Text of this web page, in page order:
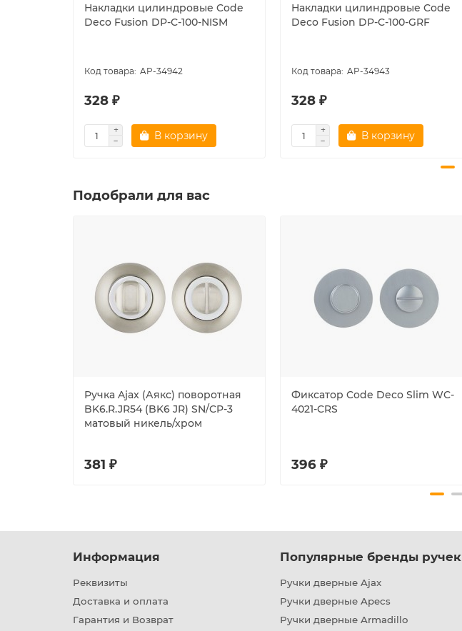
Накладки цилиндровые Code
Deco Fusion DP-C-100-NISM
AP-34942
328 ₽
В корзину
Накладки цилиндровые Code
Deco Fusion DP-C-100-GRF
AP-34943
328 ₽
В корзину
Подобрали для вас
Ручка Ajax (Аякс) поворотная
BK6.R.JR54 (BK6 JR) SN/CP-3
матовый никель/хром
381 ₽
Фиксатор Code Deco Slim WC-
4021-CRS
396 ₽
Информация
Реквизиты
Доставка и оплата
Гарантия и Возврат
Популярные бренды ручек
Ручки дверные Ajax
Ручки дверные Apecs
Ручки дверные Armadillo